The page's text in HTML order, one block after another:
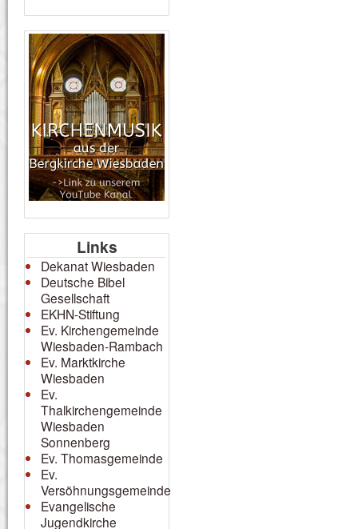
Links
Dekanat Wiesbaden
Deutsche Bibel
Gesellschaft
EKHN-Stiftung
Ev. Kirchengemeinde
Wiesbaden-Rambach
Ev. Marktkirche
Wiesbaden
Ev.
Thalkirchengemeinde
Wiesbaden
Sonnenberg
Ev. Thomasgemeinde
Ev.
Versöhnungsgemeinde
Evangelische
Jugendkirche